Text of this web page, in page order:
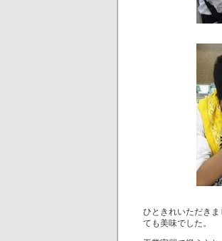
ひときれいただき
ても美味でした。